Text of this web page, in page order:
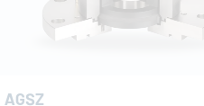
AGSZ